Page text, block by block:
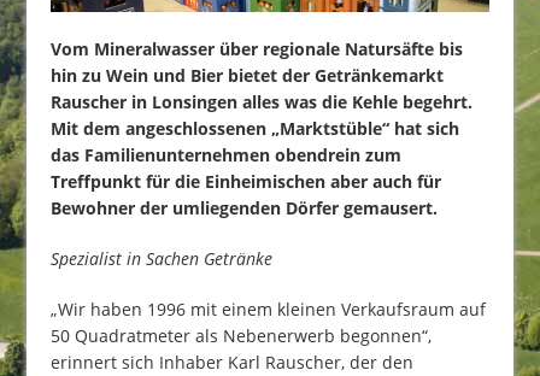
Vom Mineralwasser über regionale Natursäfte bis
hin zu Wein und Bier bietet der Getränkemarkt
Rauscher in Lonsingen alles was die Kehle begehrt.
Mit dem angeschlossenen „Marktstüble“ hat sich
das Familienunternehmen obendrein zum
Treffpunkt für die Einheimischen aber auch für
Bewohner der umliegenden Dörfer gemausert.
Spezialist in Sachen Getränke
„Wir haben 1996 mit einem kleinen Verkaufsraum auf
50 Quadratmeter als Nebenerwerb begonnen“,
erinnert sich Inhaber Karl Rauscher, der den